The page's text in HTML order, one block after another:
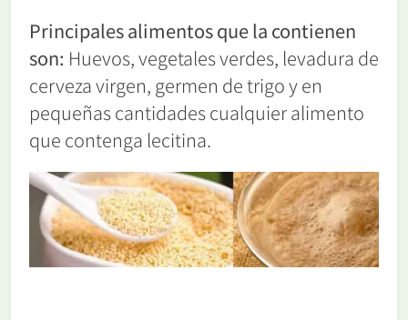
Principales alimentos que la contienen
son: Huevos, vegetales verdes, levadura de
cerveza virgen, germen de trigo y en
pequeñas cantidades cualquier alimento
que contenga lecitina.